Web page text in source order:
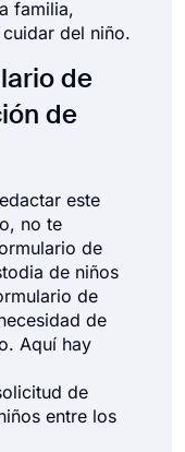
familia,
del niño.
de
de
este
no te
de
de niños
de
de
Aquí hay
de
entre los